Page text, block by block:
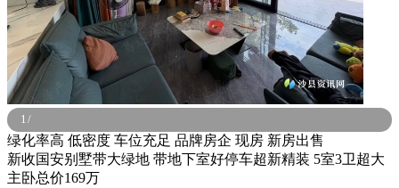
1/
绿化率高 低密度 车位充足 品牌房企 现房 新房出售
新收国安别墅带大绿地 带地下室好停车超新精装 5室3卫超大
主卧总价169万